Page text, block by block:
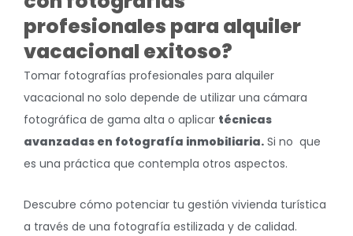
profesionales para alquiler
vacacional exitoso?
Tomar fotografías profesionales para alquiler
vacacional no solo depende de utilizar una cámara
fotográfica de gama alta o aplicar técnicas
avanzadas en fotografía inmobiliaria. Si no que
es una práctica que contempla otros aspectos.
Descubre cómo potenciar tu gestión vivienda turística
a través de una fotografía estilizada y de calidad.